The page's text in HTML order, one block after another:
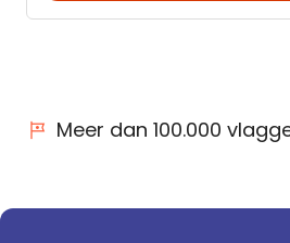
Meer dan 100.000